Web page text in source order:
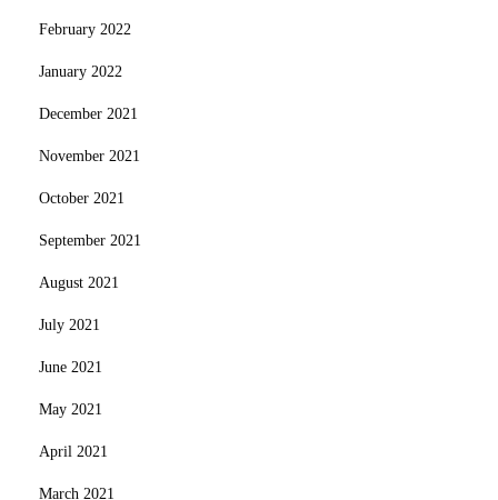
February 2022
January 2022
December 2021
November 2021
October 2021
September 2021
August 2021
July 2021
June 2021
May 2021
April 2021
March 2021